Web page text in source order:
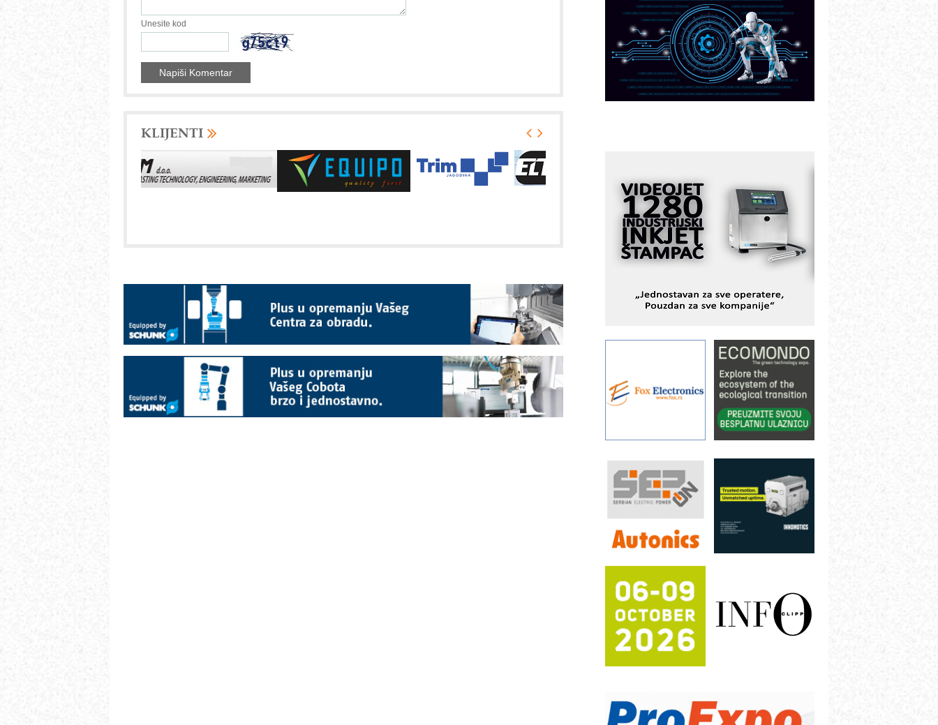
Unesite kod
KLIJENTI
veštačkom inteligencijom
I.SAFE MOBILE revolucioniše
industrijsku automatizaciju
pionirskimmobile operator PANEL-OM
Fleksibilno stezanje i brzo
podešavanje u proizvodnji prototipova
rešenjima
IBeRTIM - oprema za ispitivanje
kontrole kvaliteta
STAUFF – Komponente koje
povećavaju pouzdanost hidrauličkih
sistema
pouzdanost u transferu fluida
Filtration Group Industrial – Napredna
procesnim sistemima
Art Utopia Studio – vizuelne priče
RILINEX kompanije Rittal
FANUC: Najbolje za vašu pametnu
Automatizacija pakovanja · Display
(Shelf-Ready) omotnice
Proizvodnja iC7 Hybrid 1500 VDC
mrežnog pretvarača sa tečnim
hlađenjem
Potpuna efikasnost bez složenih
Trajna oznaka kao dugoročna korist
Bezbednost na prvom mestu!
IB BLUMENAUER - više od 40 godina
poverenja u industriji
– Pametna signalizacija za efikasnije
Sigurnije ispitivanje transformatora u
solarnim elektranama i vetroparkovima